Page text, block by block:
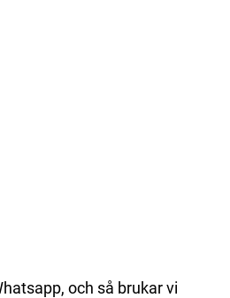
och så brukar vi